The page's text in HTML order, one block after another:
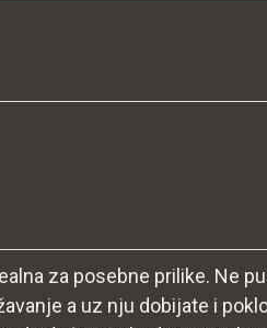
za posebne prilike. Ne
a uz nju dobijate i